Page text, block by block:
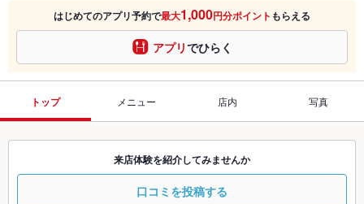
はじめてのアプリ予約で最大1,000円分ポイント もらえる
アプリでひらく
トップ メニュー 店内 写真
来店体験を紹介してみませんか
口コミを投稿する